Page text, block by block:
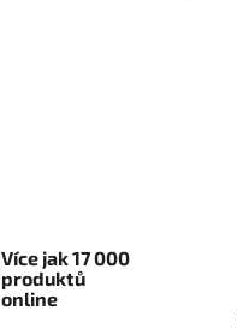
Více jak 17 000
produktů
online